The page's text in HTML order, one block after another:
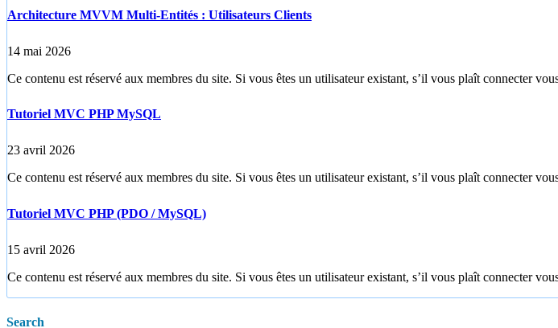
Architecture MVVM Multi-Entités : Utilisateurs Clients
14 mai 2026
Ce contenu est réservé aux membres du site. Si vous êtes un utilisateur existant, s’il vous plaît connecter
Tutoriel MVC PHP MySQL
23 avril 2026
Ce contenu est réservé aux membres du site. Si vous êtes un utilisateur existant, s’il vous plaît connecter
Tutoriel MVC PHP (PDO / MySQL)
15 avril 2026
Ce contenu est réservé aux membres du site. Si vous êtes un utilisateur existant, s’il vous plaît connecter
Search